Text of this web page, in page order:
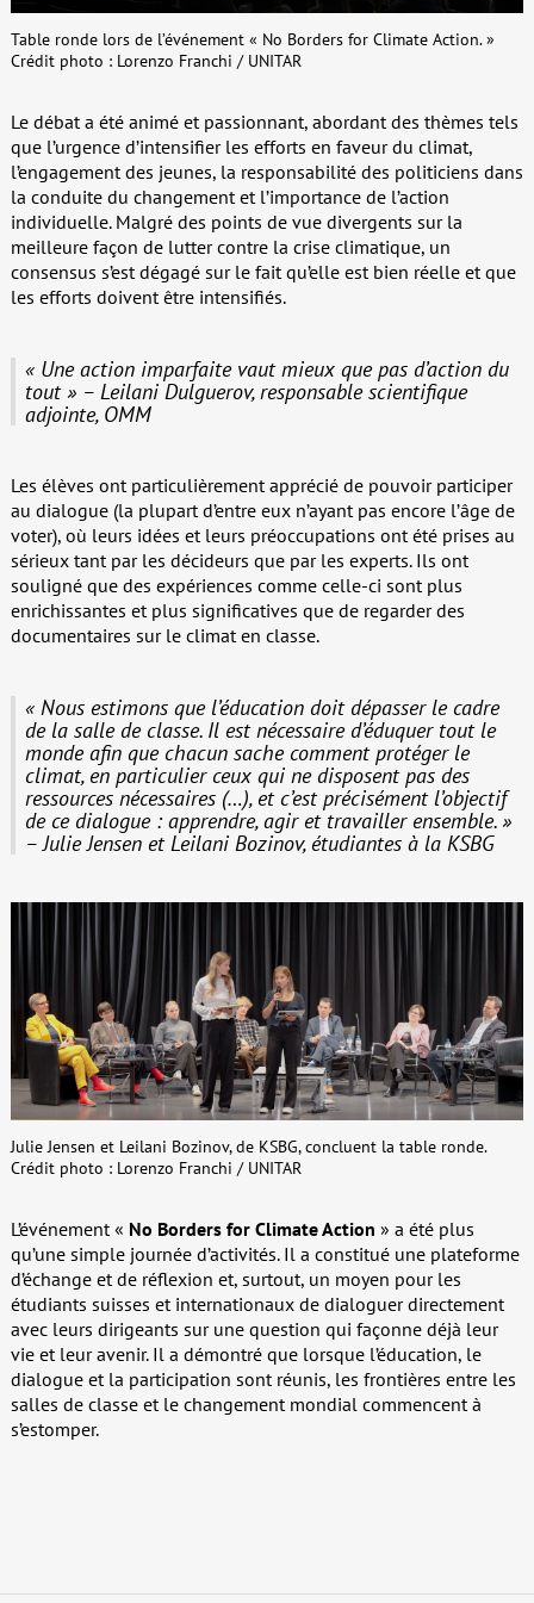
Table ronde lors de l’événement « No Borders for Climate Action. »
Crédit photo : Lorenzo Franchi / UNITAR
Le débat a été animé et passionnant, abordant des thèmes tels
que l’urgence d’intensifier les efforts en faveur du climat,
l’engagement des jeunes, la responsabilité des politiciens dans
la conduite du changement et l’importance de l’action
individuelle. Malgré des points de vue divergents sur la
meilleure façon de lutter contre la crise climatique, un
consensus s’est dégagé sur le fait qu’elle est bien réelle et que
les efforts doivent être intensifiés.
« Une action imparfaite vaut mieux que pas d’action du
tout » – Leilani Dulguerov, responsable scientifique
adjointe, OMM
Les élèves ont particulièrement apprécié de pouvoir participer
au dialogue (la plupart d’entre eux n’ayant pas encore l’âge de
voter), où leurs idées et leurs préoccupations ont été prises au
sérieux tant par les décideurs que par les experts. Ils ont
souligné que des expériences comme celle-ci sont plus
enrichissantes et plus significatives que de regarder des
documentaires sur le climat en classe.
« Nous estimons que l’éducation doit dépasser le cadre
de la salle de classe. Il est nécessaire d’éduquer tout le
monde afin que chacun sache comment protéger le
climat, en particulier ceux qui ne disposent pas des
ressources nécessaires (…), et c’est précisément l’objectif
de ce dialogue : apprendre, agir et travailler ensemble. »
– Julie Jensen et Leilani Bozinov, étudiantes à la KSBG
Julie Jensen et Leilani Bozinov, de KSBG, concluent la table ronde.
Crédit photo : Lorenzo Franchi / UNITAR
L’événement « No Borders for Climate Action » a été plus
qu’une simple journée d’activités. Il a constitué une plateforme
d’échange et de réflexion et, surtout, un moyen pour les
étudiants suisses et internationaux de dialoguer directement
avec leurs dirigeants sur une question qui façonne déjà leur
vie et leur avenir. Il a démontré que lorsque l’éducation, le
dialogue et la participation sont réunis, les frontières entre les
salles de classe et le changement mondial commencent à
s’estomper.